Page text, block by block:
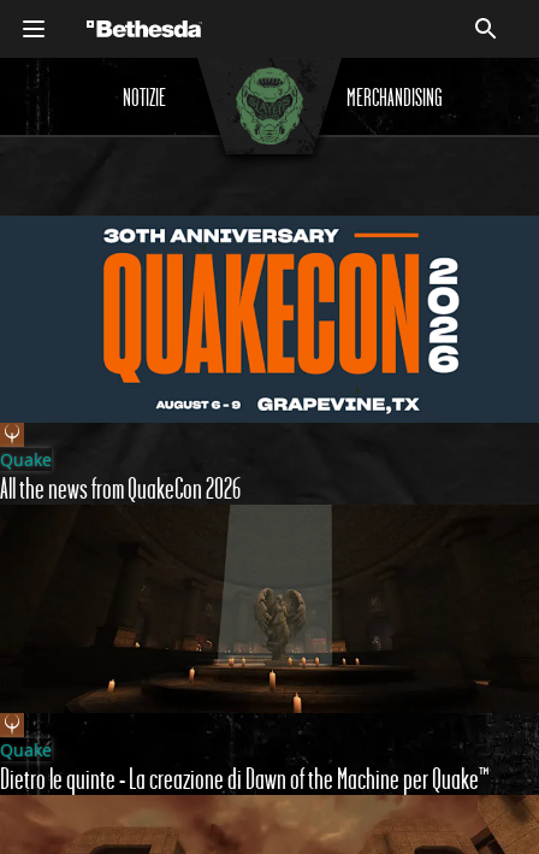
NOTIZIE MERCHANDISING
Quake
All the news from QuakeCon 2026
Quake
Dietro le quinte - La creazione di Dawn of the Machine per Quake™